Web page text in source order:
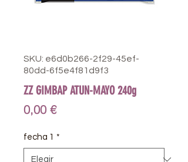
SKU: e6d0b266-2f29-45ef-
80dd-6f5e4f81d9f3
ZZ GIMBAP ATUN-MAYO 240g
0,00 €Precio
fecha 1 *